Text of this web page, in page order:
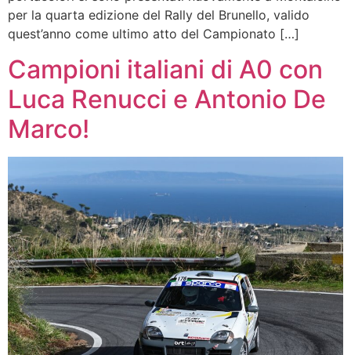
per la quarta edizione del Rally del Brunello, valido
quest’anno come ultimo atto del Campionato […]
Campioni italiani di A0 con
Luca Renucci e Antonio De
Marco!